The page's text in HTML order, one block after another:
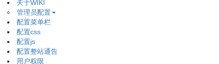
关于WIKI
管理员配置
配置菜单栏
配置css
配置js
配置整站通告
用户权限